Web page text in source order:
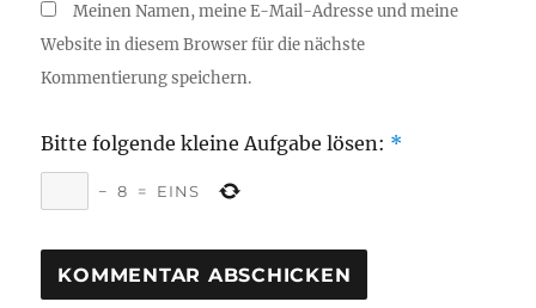
Meinen Namen, meine E-Mail-Adresse und meine
Website in diesem Browser für die nächste
Kommentierung speichern.
Bitte folgende kleine Aufgabe lösen: *
− 8 = EINS